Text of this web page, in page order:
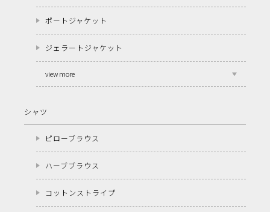
ポートジャケット
ジェラートジャケット
view more
シャツ
ピローブラウス
ハーブブラウス
コットンストライプ